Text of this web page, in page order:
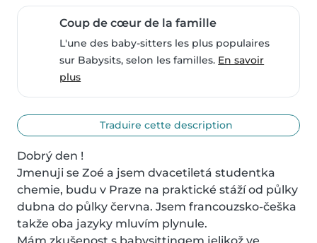
Coup de cœur de la famille
L'une des baby-sitters les plus populaires
sur Babysits, selon les familles. En savoir
plus
Traduire cette description
Dobrý den !
Jmenuji se Zoé a jsem dvacetiletá studentka
chemie, budu v Praze na praktické stáží od půlky
dubna do půlky června. Jsem francouzsko-češka
takže oba jazyky mluvím plynule.